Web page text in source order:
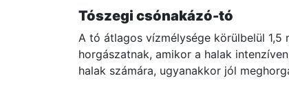
Tószegi csónakázó-tó
A tó átlagos vízmélysége körülbelül 1,5
horgászatnak, amikor a halak
halak számára, ugyanakkor jól